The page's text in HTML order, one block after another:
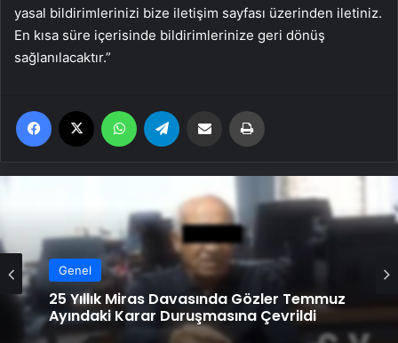
yasal bildirimlerinizi bize iletişim sayfası üzerinden iletiniz.
En kısa süre içerisinde bildirimlerinize geri dönüş
sağlanılacaktır.”
Facebook WhatsApp Email'den paylaş
Genel
25 Yıllık Miras Davasında Gözler Temmuz
Ayındaki Karar Duruşmasına Çevrildi